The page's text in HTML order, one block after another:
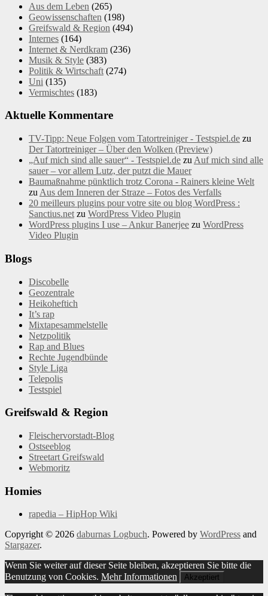
Aus dem Leben (265)
Geowissenschaften (198)
Greifswald & Region (494)
Internes (164)
Internet & Nerdkram (236)
Musik & Style (383)
Politik & Wirtschaft (274)
Uni (135)
Vermischtes (183)
Aktuelle Kommentare
TV-Tipp: Neue Folgen vom Tatortreiniger - Testspiel.de zu
Der Tatortreiniger – Über den Wolken (Preview)
„Auf mich sind alle sauer“ - Testspiel.de zu Auf mich sind alle
sauer – vor allem Lutz, der putzt die Mauer
Baumaßnahme pünktlich trotz Corona - Rainers kleine Welt
zu Aus dem Inneren der Straze – Fotos des Verfalls
20 meilleurs plugins pour votre site ou blog WordPress :
Sanctius.net zu WordPress Video Plugin
WordPress plugins I use – Ankur Banerjee zu WordPress
Video Plugin
Blogs
Discobelle
Geozentrale
Heikoheftich
It’s rap
Mixtapesammelstelle
Netzpolitik
Rap and Blues
Rechte Jugendbünde
Style Liga
Telepolis
Testspiel
Greifswald & Region
Fleischervorstadt-Blog
Ostseeblog
Streetart Greifswald
Webmoritz
Homies
rapedia – HipHop Wiki
Copyright © 2026 daburnas Logbuch. Powered by WordPress and
Stargazer.
Wenn Sie weiter auf dieser Seite bleiben, akzeptieren Sie bitte die
Benutzung von Cookies. Mehr Informationen Akzeptiert